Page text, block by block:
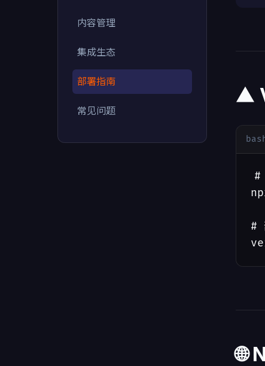
内容管理
集成生态
部署指南
常见问题
▲
#
#
🌐